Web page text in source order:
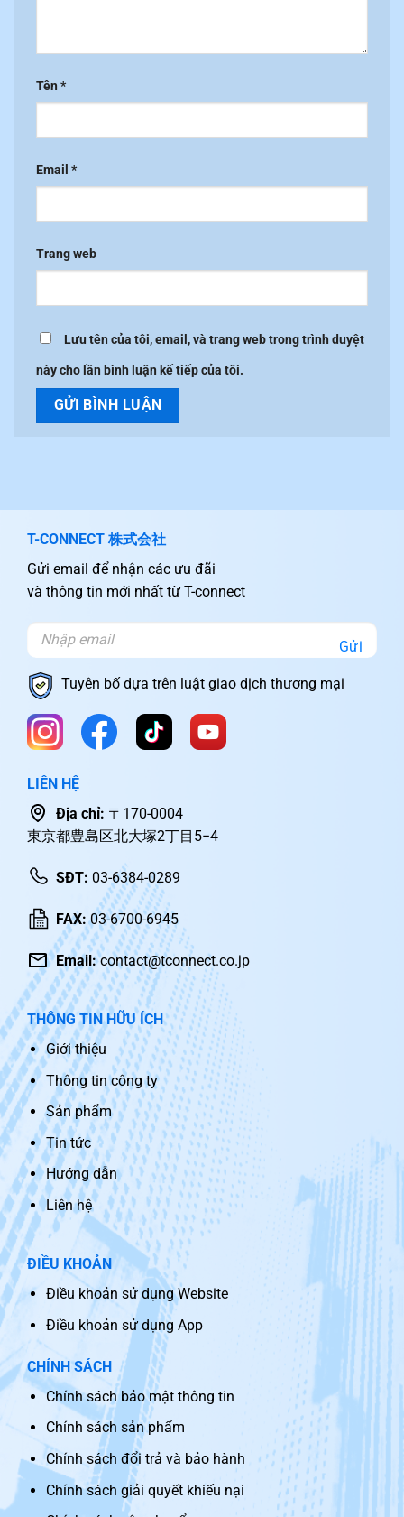
Tên*
Email *
Trang web
Lưu tên của tôi, email, và trang web trong trình duyệt
này cho lần bình luận kế tiếp của tôi.
T-CONNECT 株式会社
Gửi email để nhận các ưu đãi
và thông tin mới nhất từ T-connect
Gửi
Tuyên bố dựa trên luật giao dịch thương mại
LIÊN HỆ
Địa chỉ: 〒170-0004
東京都豊島区北大塚2丁目5−4
SĐT: 03-6384-0289
FAX:03-6700-6945
Email: contact@tconnect.co.jp
THÔNG TIN HỮU ÍCH
Giới thiệu
Thông tin công ty
Sản phẩm
Tin tức
Hướng dẫn
Liên hệ
ĐIỀU KHOẢN
Điều khoản sử dụng Website
Điều khoản sử dụng App
CHÍNH SÁCH
Chính sách bảo mật thông tin
Chính sách sản phẩm
Chính sách đổi trả và bảo hành
Chính sách giải quyết khiếu nại